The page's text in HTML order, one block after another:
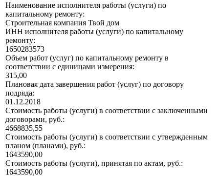
Наименование исполнителя работы (услуги) по
капитальному ремонту:
Строительная компания Твой дом
ИНН исполнителя работы (услуги) по капитальному
ремонту:
1650283573
Объем работ (услуг) по капитальному ремонту в
соответствии с единицами измерения:
315,00
Плановая дата завершения работ (услуг) по договору
подряда:
01.12.2018
Стоимость работы (услуги) в соответствии с заключенными
договорами, руб.:
4668835,55
Стоимость работы (услуги) в соответствии с утвержденным
планом (планами), руб.:
1643590,00
Стоимость работы (услуги), принятая по актам, руб.:
1643590,00